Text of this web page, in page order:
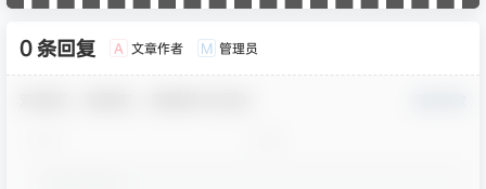
0 条回复 A 文章作者 M 管理员